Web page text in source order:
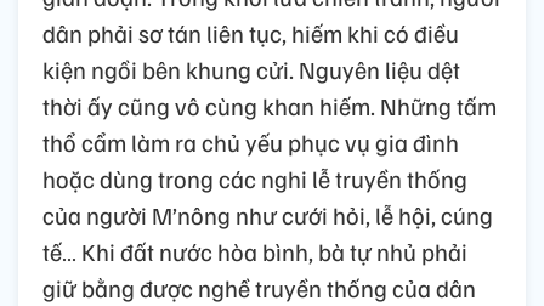
dân phải sơ tán liên tục, hiếm khi có điều
kiện ngồi bên khung cửi. Nguyên liệu dệt
thời ấy cũng vô cùng khan hiếm. Những tấm
thổ cẩm làm ra chủ yếu phục vụ gia đình
hoặc dùng trong các nghi lễ truyền thống
của người M’nông như cưới hỏi, lễ hội, cúng
tế… Khi đất nước hòa bình, bà tự nhủ phải
giữ bằng được nghề truyền thống của dân